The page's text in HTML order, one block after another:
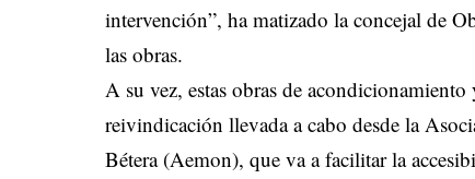
intervención”, ha matizado la concejal de
las obras.
A su vez, estas obras de
reivindicación llevada a cabo desde la
Bétera (Aemon), que va a facilitar la